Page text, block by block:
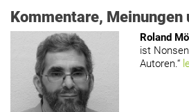
Kommentare, Meinungen
Roland
ist
Autoren.“